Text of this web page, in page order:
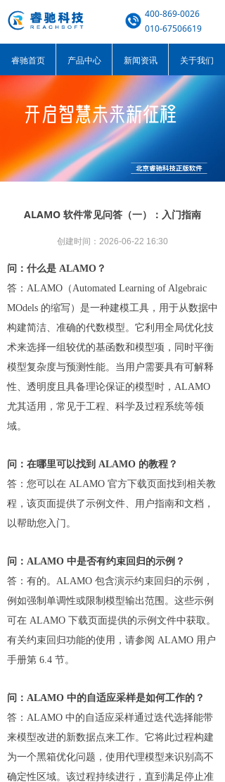
400-869-0026
010-67506619
睿驰首页 产品中心 新闻资讯 关于我们
ALAMO 软件常见问答（一）：入门指南
问：什么是 ALAMO？
答：ALAMO（Automated Learning of Algebraic
MOdels 的缩写）是一种建模工具，用于从数据中
构建简洁、准确的代数模型。它利用全局优化技
术来选择一组较优的基函数和模型项，同时平衡
模型复杂度与预测性能。当用户需要具有可解释
性、透明度且具备理论保证的模型时，ALAMO
尤其适用，常见于工程、科学及过程系统等领
域。
问：在哪里可以找到 ALAMO 的教程？
答：您可以在 ALAMO 官方下载页面找到相关教
程，该页面提供了示例文件、用户指南和文档，
以帮助您入门。
问：ALAMO 中是否有约束回归的示例？
答：有的。ALAMO 包含演示约束回归的示例，
例如强制单调性或限制模型输出范围。这些示例
可在 ALAMO 下载页面提供的示例文件中获取。
有关约束回归功能的使用，请参阅 ALAMO 用户
手册第 6.4 节。
问：ALAMO 中的自适应采样是如何工作的？
答：ALAMO 中的自适应采样通过迭代选择能带
来模型改进的新数据点来工作。它将此过程构建
为一个黑箱优化问题，使用代理模型来识别高不
确定性区域。该过程持续进行，直到满足停止准
创建时间： 2026-06-22 16:30